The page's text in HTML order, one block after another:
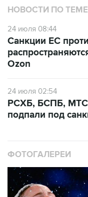
НОВОСТИ ПО ТЕМЕ
24 июля 08:44
Санкции ЕС
Ozon
24 июля 02:54
РСХБ, БСПБ, МТС-
подпали под
ФОТОГАЛЕРЕИ